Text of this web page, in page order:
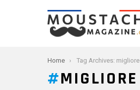
You are here:
Home Tag Archives: migliore
MIGLIORE